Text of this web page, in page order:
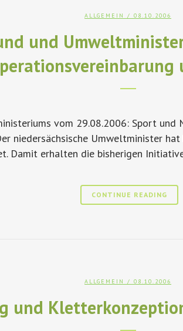
ALLGEMEIN / 08.10.2006
und
vom 29.08.2006: Sport
niedersächsische Umweltminister
Damit erhalten die bisherigen
CONTINUE READING
ALLGEMEIN / 08.10.2006
und